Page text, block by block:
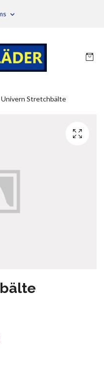
Univern Stretchbälte